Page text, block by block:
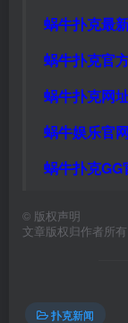
蜗牛扑克最
蜗牛扑克官
蜗牛扑克网
蜗牛娱乐官
蜗牛扑克GG
© 版权声明
文章版权归作者所
扑克新闻